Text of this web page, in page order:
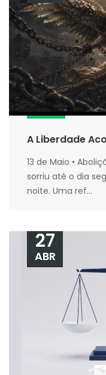
A Liberdade
13 de Maio •
sorriu até o dia
noite. Uma ref...
27
ABR